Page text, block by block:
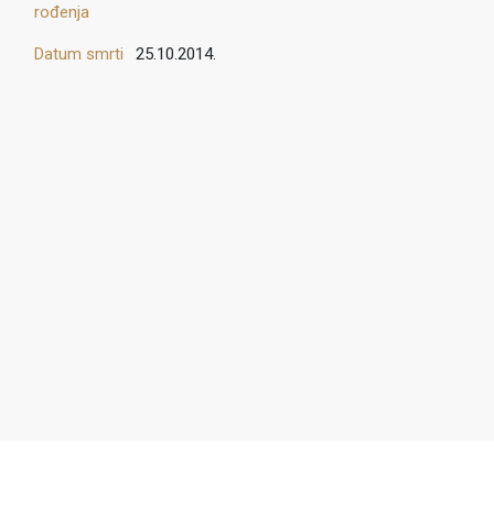
rođenja
Datum smrti 25.10.2014.